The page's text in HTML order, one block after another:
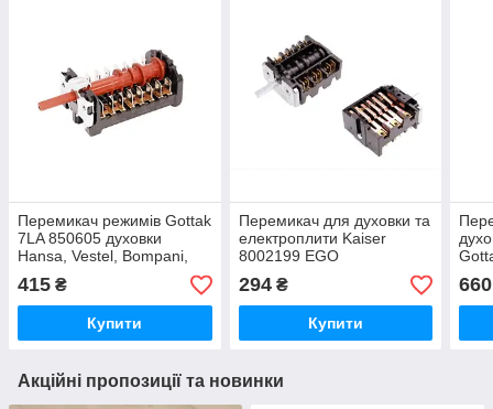
Перемикач режимів Gottak
7LA 850605 духовки
Hansa, Vestel, Bompani,
Kaiser 32010640
415 ₴
Купити
Перемикач для духовки та
електроплити Kaiser
8002199 EGO
46.25866.500
294₴
Купити
660
Акційні пропозиції та новинки